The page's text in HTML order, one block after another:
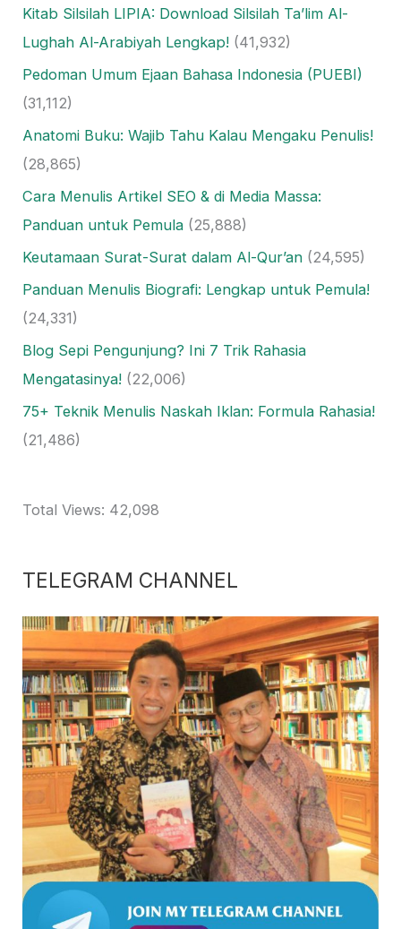
Kitab Silsilah LIPIA: Download Silsilah Ta’lim Al-
Lughah Al-Arabiyah Lengkap! (41,932)
Pedoman Umum Ejaan Bahasa Indonesia (PUEBI)
(31,112)
Anatomi Buku: Wajib Tahu Kalau Mengaku Penulis!
(28,865)
Cara Menulis Artikel SEO & di Media Massa:
Panduan untuk Pemula (25,888)
Keutamaan Surat-Surat dalam Al-Qur’an (24,595)
Panduan Menulis Biografi: Lengkap untuk Pemula!
(24,331)
Blog Sepi Pengunjung? Ini 7 Trik Rahasia
Mengatasinya! (22,006)
75+ Teknik Menulis Naskah Iklan: Formula Rahasia!
(21,486)
Total Views: 42,098
TELEGRAM CHANNEL